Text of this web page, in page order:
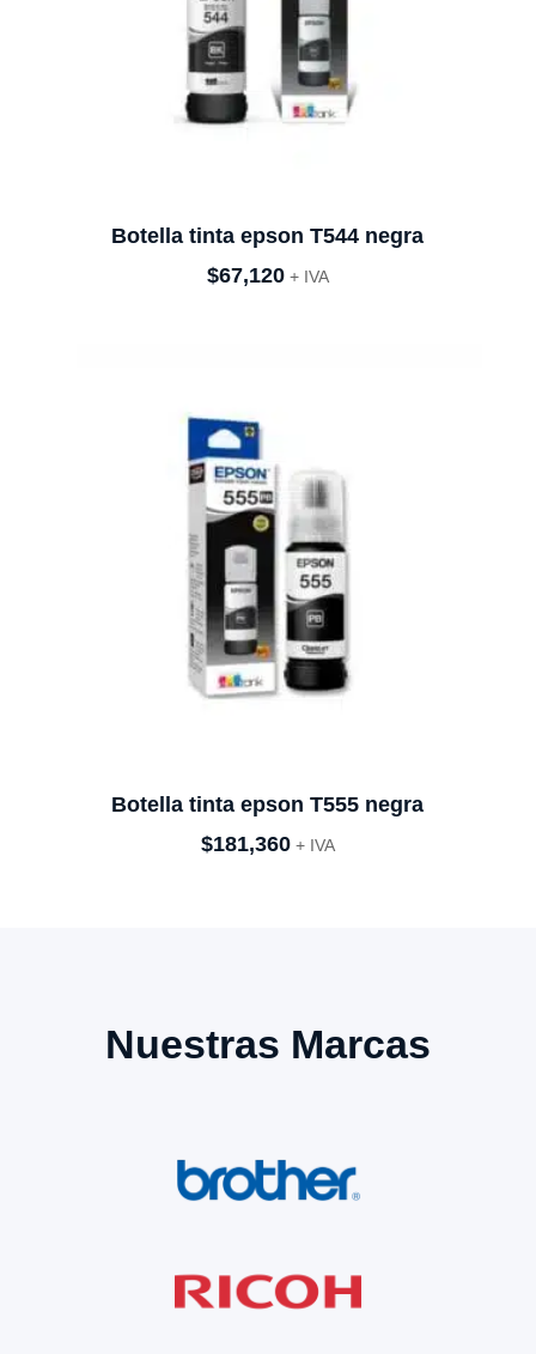
Botella tinta epson T544 negra
$67,120 + IVA
Botella tinta epson T555 negra
$181,360 + IVA
Nuestras Marcas